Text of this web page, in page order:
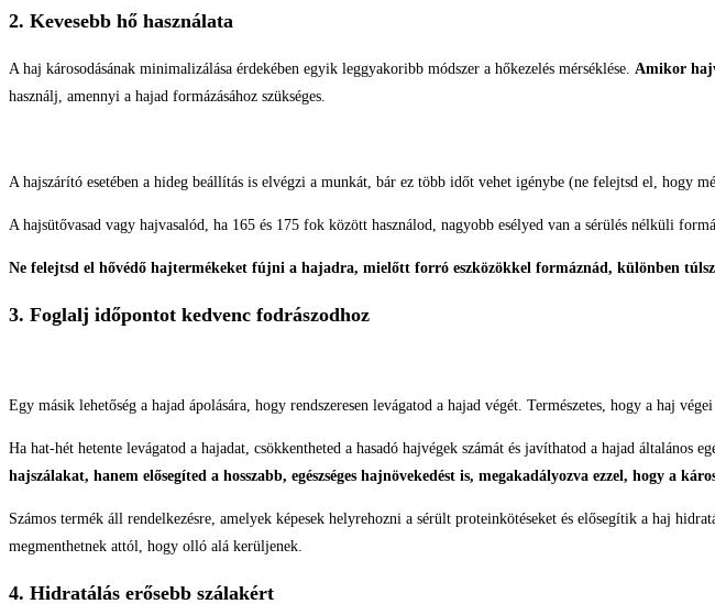
2. Kevesebb hő használata
A haj károsodásának minimalizálása érdekében egyik leggyakoribb módszer a hőkezelés mérséklése. Amikor
használj, amennyi a hajad formázásához szükséges.
A hajszárító esetében a hideg beállítás is elvégzi a munkát, bár ez több időt vehet igénybe (ne felejtsd el, hogy
A hajsütővasad vagy hajvasalód, ha 165 és 175 fok között használod, nagyobb esélyed van a sérülés nélküli
Ne felejtsd el hővédő hajtermékeket fújni a hajadra, mielőtt forró eszközökkel formáznád, különben
3. Foglalj időpontot kedvenc fodrászodhoz
Egy másik lehetőség a hajad ápolására, hogy rendszeresen levágatod a hajad végét. Természetes, hogy a haj
Ha hat-hét hetente levágatod a hajadat, csökkentheted a hasadó hajvégek számát és javíthatod a hajad általános
hajszálakat, hanem elősegíted a hosszabb, egészséges hajnövekedést is, megakadályozva ezzel, hogy a
Számos termék áll rendelkezésre, amelyek képesek helyrehozni a sérült proteinkötéseket és elősegítik a haj
megmenthetnek attól, hogy olló alá kerüljenek.
4. Hidratálás erősebb szálakért